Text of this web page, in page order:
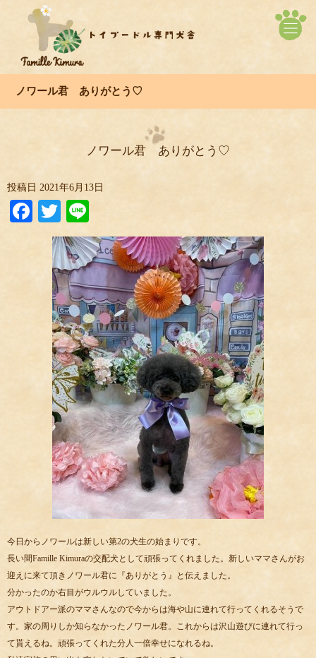
ノワール君 ありがとう♡
ノワール君 ありがとう♡
投稿日 2021年6月13日
Facebook
Twitter
今日からノワールは新しい第2の犬生の始まりです。
長い間Famille Kimuraの交配犬として頑張ってくれました。新しいママさんがお
迎えに来て頂きノワール君に『ありがとう』と伝えました。
分かったのか右目がウルウルしていました。
アウトドアー派のママさんなので今からは海や山に連れて行ってくれるそうで
す。家の周りしか知らなかったノワール君。これからは沢山遊びに連れて行っ
て貰えるね。頑張ってくれた分人一倍幸せになれるね。